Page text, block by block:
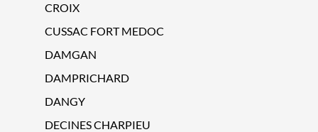
CROIX
CUSSAC FORT MEDOC
DAMGAN
DAMPRICHARD
DANGY
DECINES CHARPIEU